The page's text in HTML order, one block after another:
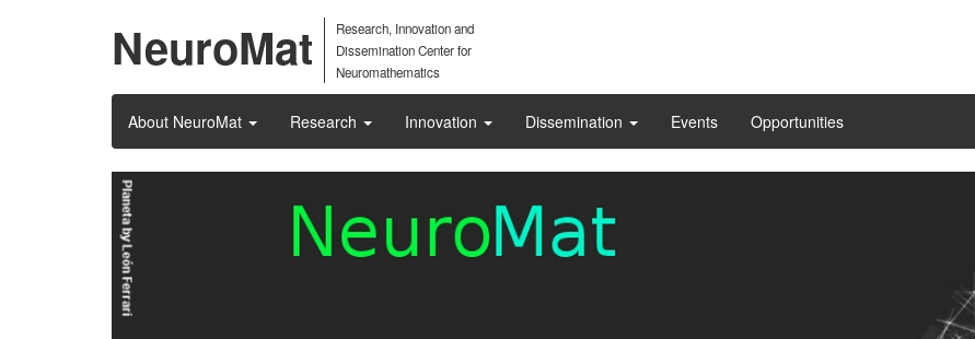
NeuroMat
Research, Innovation and
Dissemination Center for
Neuromathematics
About NeuroMat Research Innovation Dissemination Events Opportunities